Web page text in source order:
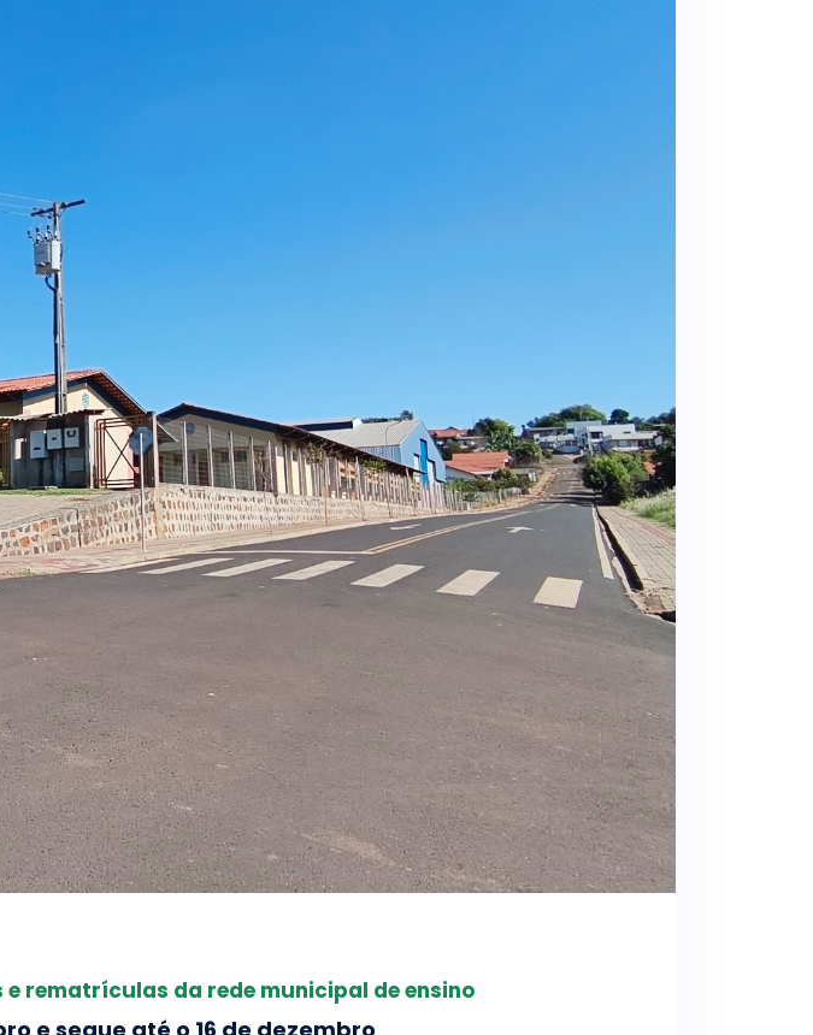
rematrículas da rede municipal de ensino